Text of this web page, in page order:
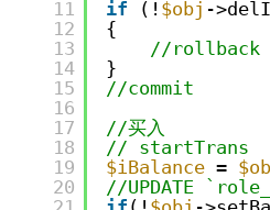
11
12
13
14
15
16
17
18
19
20
if (! $obj -
{
//rollback
}
//commit
//买入
// startTrans
$iBalance =
//UPDATE